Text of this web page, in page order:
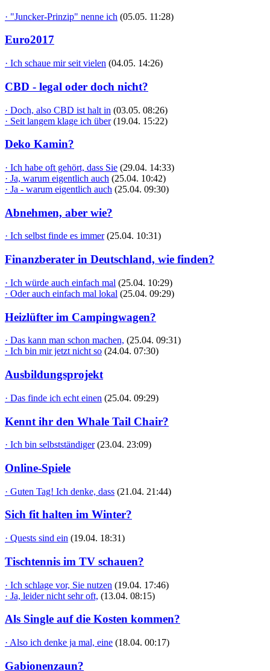
· "Juncker-Prinzip" nenne ich (05.05. 11:28)
Euro2017
· Ich schaue mir seit vielen (04.05. 14:26)
CBD - legal oder doch nicht?
· Doch, also CBD ist halt in (03.05. 08:26)
· Seit langem klage ich über (19.04. 15:22)
Deko Kamin?
· Ich habe oft gehört, dass Sie (29.04. 14:33)
· Ja, warum eigentlich auch (25.04. 10:42)
· Ja - warum eigentlich auch (25.04. 09:30)
Abnehmen, aber wie?
· Ich selbst finde es immer (25.04. 10:31)
Finanzberater in Deutschland, wie finden?
· Ich würde auch einfach mal (25.04. 10:29)
· Oder auch einfach mal lokal (25.04. 09:29)
Heizlüfter im Campingwagen?
· Das kann man schon machen, (25.04. 09:31)
· Ich bin mir jetzt nicht so (24.04. 07:30)
Ausbildungsprojekt
· Das finde ich echt einen (25.04. 09:29)
Kennt ihr den Whale Tail Chair?
· Ich bin selbstständiger (23.04. 23:09)
Online-Spiele
· Guten Tag! Ich denke, dass (21.04. 21:44)
Sich fit halten im Winter?
· Quests sind ein (19.04. 18:31)
Tischtennis im TV schauen?
· Ich schlage vor, Sie nutzen (19.04. 17:46)
· Ja, leider nicht sehr oft, (13.04. 08:15)
Als Single auf die Kosten kommen?
· Also ich denke ja mal, eine (18.04. 00:17)
Gabionenzaun?